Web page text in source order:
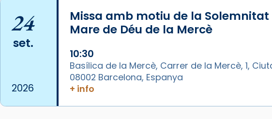
Lluís Companys, la jove va fer
arribar el seu testimoni al papa
Lleó XIV.
Recupera l'entrevista
compVatican Newstican News 👇
www.vaticannews.va/es/iglesia/news/2026-
papa-viaje-espana-testimoni...
24
set.
2026
Missa amb motiu de la Solemnitat
Mare de Déu de la Mercè
10:30
Basílica de la Mercè, Carrer de la Mercè, 1,
08002 Barcelona, Espanya
+ info